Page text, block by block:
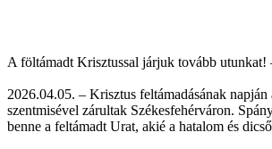
A föltámadt Krisztussal járjuk tovább utunkat!
2026.04.05. – Krisztus feltámadásának
szentmisével zárultak Székesfehérváron.
benne a feltámadt Urat, akié a hatalom és